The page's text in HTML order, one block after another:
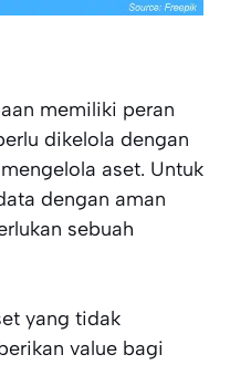
memiliki peran
dikelola dengan
aset. Untuk
dengan aman
sebuah
yang tidak
value bagi